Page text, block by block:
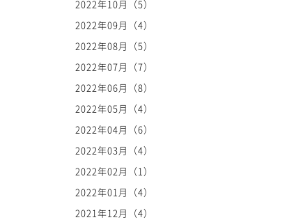
2022年10月（5）
2022年09月（4）
2022年08月（5）
2022年07月（7）
2022年06月（8）
2022年05月（4）
2022年04月（6）
2022年03月（4）
2022年02月（1）
2022年01月（4）
2021年12月（4）